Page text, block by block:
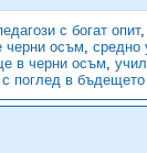
с богат опит,
черни осъм, средно
в черни осъм,
поглед в бъдещето